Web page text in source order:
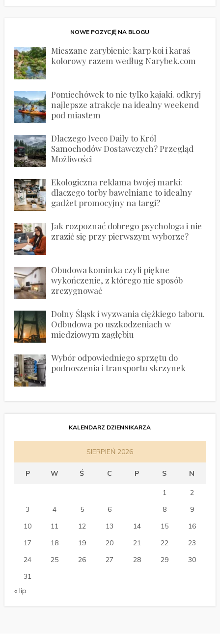
NOWE POZYCJĘ NA BLOGU
Mieszane zarybienie: karp koi i karaś
kolorowy razem według Narybek.com
Pomiechówek to nie tylko kajaki. odkryj
najlepsze atrakcje na idealny weekend
pod miastem
Dlaczego Iveco Daily to Król
Samochodów Dostawczych? Przegląd
Możliwości
Ekologiczna reklama twojej marki:
dlaczego torby bawełniane to idealny
gadżet promocyjny na targi?
Jak rozpoznać dobrego psychologa i nie
zrazić się przy pierwszym wyborze?
Obudowa kominka czyli piękne
wykończenie, z którego nie sposób
zrezygnować
Dolny Śląsk i wyzwania ciężkiego taboru.
Odbudowa po uszkodzeniach w
miedziowym zagłębiu
Wybór odpowiedniego sprzętu do
podnoszenia i transportu skrzynek
KALENDARZ DZIENNIKARZA
SIERPIEŃ 2026
P W Ś C P S N
1
2
3
4 5 6 8
9
10
11 12 13 14 15
16
17
18 19 20 21 22
23
24
25 26 27 28 29
30
31
« lip